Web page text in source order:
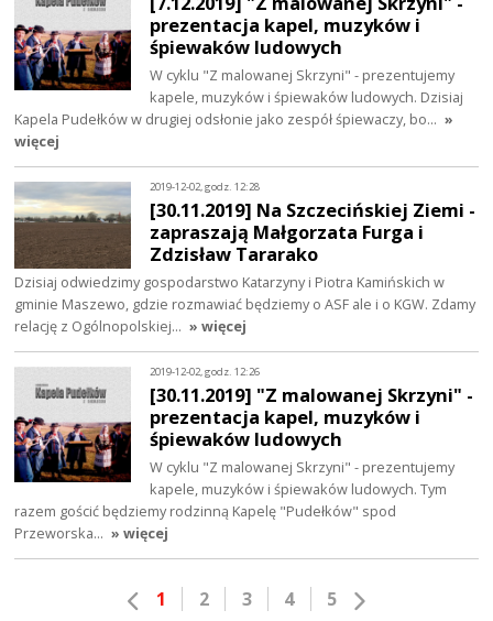
prezentacja kapel, muzyków i
śpiewaków ludowych
W cyklu "Z malowanej Skrzyni" - prezentujemy
kapele, muzyków i śpiewaków ludowych. Dzisiaj
Kapela Pudełków w drugiej odsłonie jako zespół śpiewaczy, bo… »
więcej
2019-12-02, godz. 12:28
[30.11.2019] Na Szczecińskiej Ziemi -
zapraszają Małgorzata Furga i
Zdzisław Tararako
Dzisiaj odwiedzimy gospodarstwo Katarzyny i Piotra Kamińskich w
gminie Maszewo, gdzie rozmawiać będziemy o ASF ale i o KGW. Zdamy
relację z Ogólnopolskiej… » więcej
2019-12-02, godz. 12:26
[30.11.2019] "Z malowanej Skrzyni" -
prezentacja kapel, muzyków i
śpiewaków ludowych
W cyklu "Z malowanej Skrzyni" - prezentujemy
kapele, muzyków i śpiewaków ludowych. Tym
razem gościć będziemy rodzinną Kapelę "Pudełków" spod
Przeworska… » więcej
1 2 3 4 5